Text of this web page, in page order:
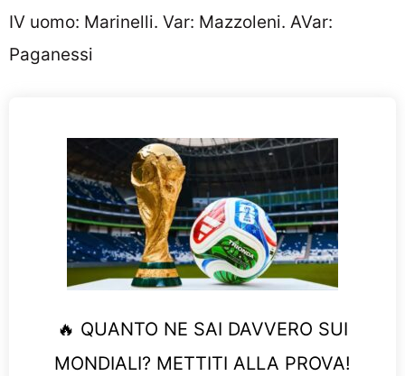
IV uomo: Marinelli. Var: Mazzoleni. AVar:
Paganessi
🔥 QUANTO NE SAI DAVVERO SUI
MONDIALI? METTITI ALLA PROVA!